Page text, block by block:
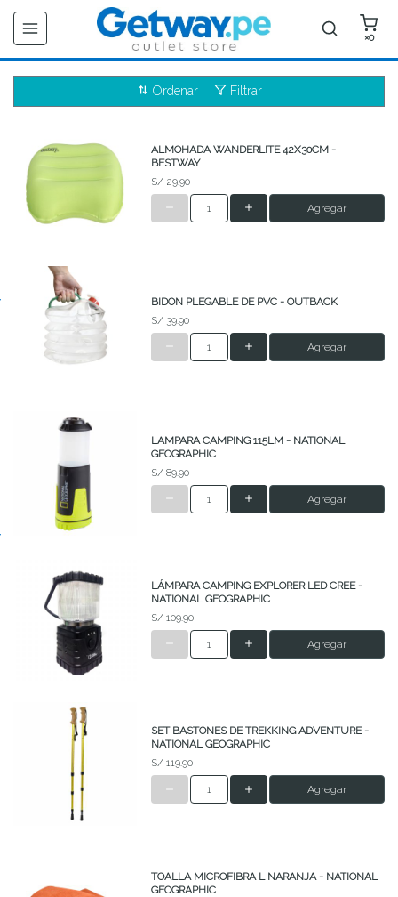
×0
Ordenar Filtrar
ALMOHADA WANDERLITE 42X30CM -
BESTWAY
S/ 29.90
Agregar
BIDON PLEGABLE DE PVC - OUTBACK
S/ 39.90
Agregar
LAMPARA CAMPING 115LM - NATIONAL
GEOGRAPHIC
S/ 89.90
Agregar
LÁMPARA CAMPING EXPLORER LED CREE -
NATIONAL GEOGRAPHIC
S/ 109.90
Agregar
SET BASTONES DE TREKKING ADVENTURE -
NATIONAL GEOGRAPHIC
S/ 119.90
Agregar
TOALLA MICROFIBRA L NARANJA - NATIONAL
GEOGRAPHIC